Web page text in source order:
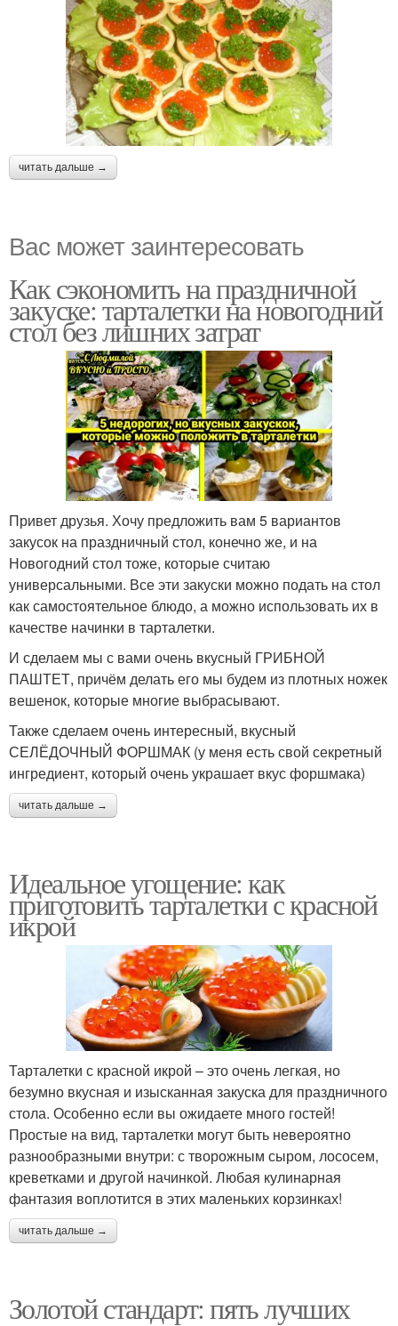
читать дальше →
Вас может заинтересовать
Как сэкономить на праздничной
закуске: тарталетки на новогодний
стол без лишних затрат
Привет друзья. Хочу предложить вам 5 вариантов
закусок на праздничный стол, конечно же, и на
Новогодний стол тоже, которые считаю
универсальными. Все эти закуски можно подать на стол
как самостоятельное блюдо, а можно использовать их в
качестве начинки в тарталетки.
И сделаем мы с вами очень вкусный ГРИБНОЙ
ПАШТЕТ, причём делать его мы будем из плотных ножек
вешенок, которые многие выбрасывают.
Также сделаем очень интересный, вкусный
СЕЛЁДОЧНЫЙ ФОРШМАК (у меня есть свой секретный
ингредиент, который очень украшает вкус форшмака)
читать дальше →
Идеальное угощение: как
приготовить тарталетки с красной
икрой
Тарталетки с красной икрой – это очень легкая, но
безумно вкусная и изысканная закуска для праздничного
стола. Особенно если вы ожидаете много гостей!
Простые на вид, тарталетки могут быть невероятно
разнообразными внутри: с творожным сыром, лососем,
креветками и другой начинкой. Любая кулинарная
фантазия воплотится в этих маленьких корзинках!
читать дальше →
Золотой стандарт: пять лучших